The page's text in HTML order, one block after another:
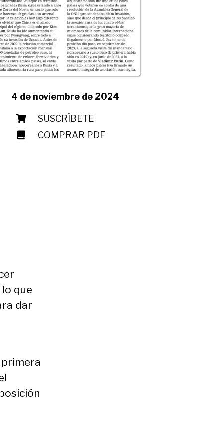
4 de noviembre de 2024
SUSCRÍBETE
COMPRAR PDF
que
dar